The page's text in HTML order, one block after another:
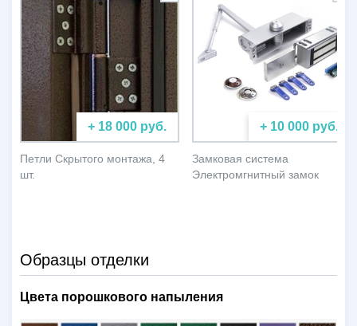
+ 18 000 руб.
Петли Скрытого монтажа, 4
шт.
+ 10 000 руб.
Замковая система
Электромгнитный замок
Образцы отделки
Цвета порошкового напыления